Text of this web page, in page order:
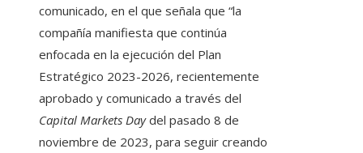
comunicado, en el que señala que “la
compañía manifiesta que continúa
enfocada en la ejecución del Plan
Estratégico 2023-2026, recientemente
aprobado y comunicado a través del
Capital Markets Daydel pasado 8 de
noviembre de 2023, para seguir creando